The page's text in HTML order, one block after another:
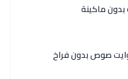
ماكينة
صوص بدون فراخ